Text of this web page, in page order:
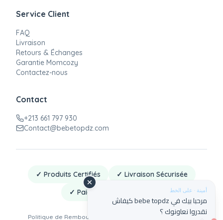
أمينة · على الخط
مرحبا بيك في bebe topdz كيفاش
نقدروا نعاونوك ؟
Service Client
FAQ
Livraison
Retours & Échanges
Garantie Momcozy
Contactez-nous
Contact
+213 661 797 930
Contact@bebetopdz.com
✓ Produits Certifiés
✓ Livraison Sécurisée
✓ Paiement à la Livraison
Politique de Remboursement Politique de Confidentialité·